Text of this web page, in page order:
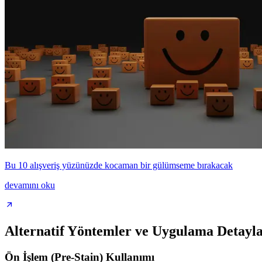
Bu 10 alışveriş yüzünüzde kocaman bir gülümseme bırakacak
devamını oku
Alternatif Yöntemler ve Uygulama
Ön İşlem (Pre-Stain) Kullanımı